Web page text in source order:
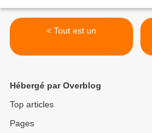
< Tout est un
Hébergé par Overblog
Top articles
Pages